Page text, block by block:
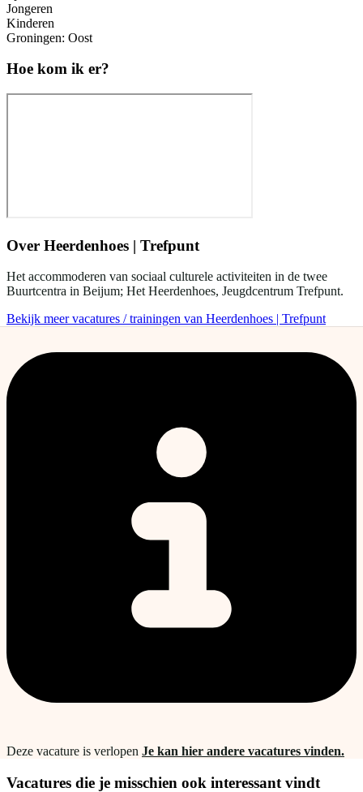
Jongeren
Kinderen
Groningen: Oost
Hoe kom ik er?
Over Heerdenhoes | Trefpunt
Het accommoderen van sociaal culturele activiteiten in de twee
Buurtcentra in Beijum; Het Heerdenhoes, Jeugdcentrum Trefpunt.
Bekijk meer vacatures / trainingen van Heerdenhoes | Trefpunt
Deze vacature is verlopen Je kan hier andere vacatures vinden.
Vacatures die je misschien ook interessant vindt